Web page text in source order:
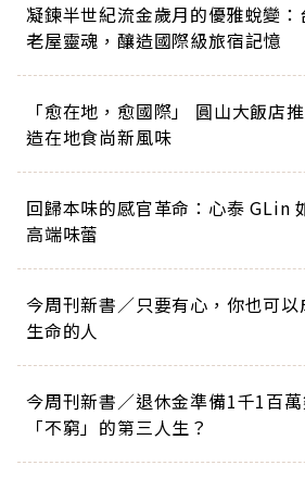
凝鍊半世紀流金歲月的優雅蛻變
老屋靈魂，釀造國際級旅宿記憶
「愈在地，愈國際」 圓山大飯店
造在地食尚新風味
回歸本味的感官革命：心泰 GLin
高端味蕾
今周刊新書／只要有心，你也可以
生命的人
今周刊新書／退休金準備1千1百
「不窮」的第三人生？